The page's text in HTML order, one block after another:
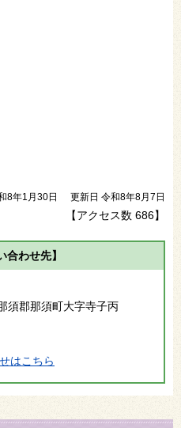
8年1月30日 更新日 令和8年8月7日
【アクセス数 686】
合わせ先】
須郡那須町大字寺子丙
はこちら